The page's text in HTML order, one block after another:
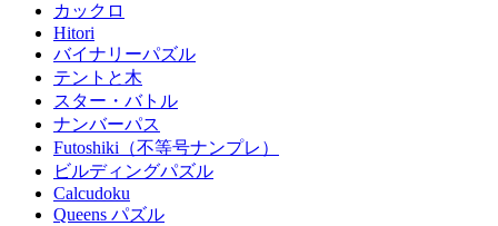
カックロ
Hitori
バイナリーパズル
テントと木
スター・バトル
ナンバーパス
Futoshiki（不等号ナンプレ）
ビルディングパズル
Calcudoku
Queens パズル